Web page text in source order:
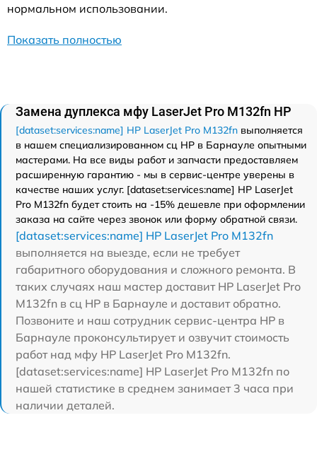
нормальном использовании.
Показать полностью
Замена дуплекса мфу LaserJet Pro M132fn HP
[dataset:services:name] HP LaserJet Pro M132fn выполняется
в нашем специализированном сц HP в Барнауле опытными
мастерами. На все виды работ и запчасти предоставляем
расширенную гарантию - мы в сервис-центре уверены в
качестве наших услуг. [dataset:services:name] HP LaserJet
Pro M132fn будет стоить на -15% дешевле при оформлении
заказа на сайте через звонок или форму обратной связи.
[dataset:services:name] HP LaserJet Pro M132fn
выполняется на выезде, если не требует
габаритного оборудования и сложного ремонта. В
таких случаях наш мастер доставит HP LaserJet Pro
M132fn в сц HP в Барнауле и доставит обратно.
Позвоните и наш сотрудник сервис-центра HP в
Барнауле проконсультирует и озвучит стоимость
работ над мфу HP LaserJet Pro M132fn.
[dataset:services:name] HP LaserJet Pro M132fn по
нашей статистике в среднем занимает 3 часа при
наличии деталей.